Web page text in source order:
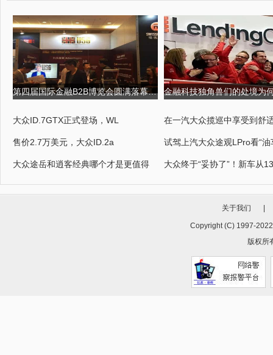
第四届国际金融B2B博览会圆满落幕,USGFX大放异彩 第四届京剧票友大
大众ID.7GTX正式登场，WL 在一汽大众揽巡中享受到舒
售价2.7万美元，大众ID.2a 试驾上汽大众途观LPro看“油
大众途岳和逍客经典哪个才是更值得 大众终于“妥协了”！新车从
关于我们
Copyright (C) 1997-
版权所